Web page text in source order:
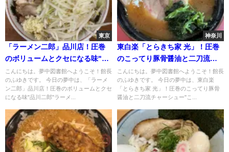
東京
「ラーメン二郎」品川店！圧巻
のボリュームとクセになる味"品
川二郎"ラーメン
こんにちは。夢中図書館へようこそ！館長
のふゆきです。 今日の夢中は、「ラーメ
ン二郎」品川店！圧巻のボリュームとクセ
になる味"品川二郎"ラーメ...
神奈川
東白楽「とらきち家 光」！圧巻
のこってり豚骨醤油と二刀流チ
ャーシュー"ことちゃん"
こんにちは。夢中図書館へようこそ！館長
のふゆきです。 今日の夢中は、東白楽
「とらきち家 光」！圧巻のこってり豚骨
醤油と二刀流チャーシュー"こ...